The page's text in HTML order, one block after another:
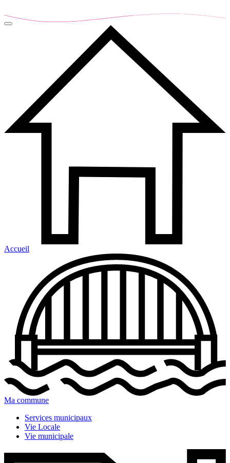
Accueil
Ma commune
Services municipaux
Vie Locale
Vie municipale